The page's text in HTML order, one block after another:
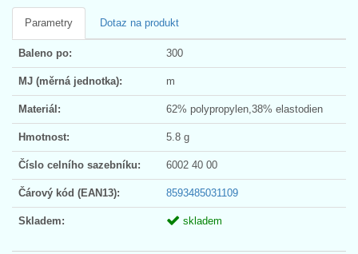
Parametry Dotaz na produkt
Baleno po: 300
MJ (měrná jednotka): m
Materiál: 62% polypropylen,38% elastodien
Hmotnost: 5.8 g
Číslo celního sazebníku: 6002 40 00
Čárový kód (EAN13): 8593485031109
Skladem: skladem